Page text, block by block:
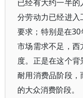
已经有大约一半
分劳动力已经进
要求；特别是在
市场需求不足，
度。正是在这个
耐用消费品阶段
的大众消费阶段。